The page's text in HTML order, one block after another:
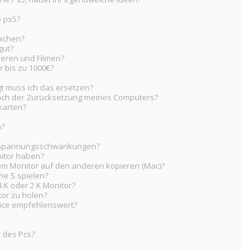
und Filmen?
bis zu 1000€?
muss ich das ersetzen?
der Zurücksetzung meines Computers?
haben?
Monitor auf den anderen kopieren (Mac)?
S spielen?
oder 2 K Monitor?
zu holen?
empfehlenswert?
Pcs?